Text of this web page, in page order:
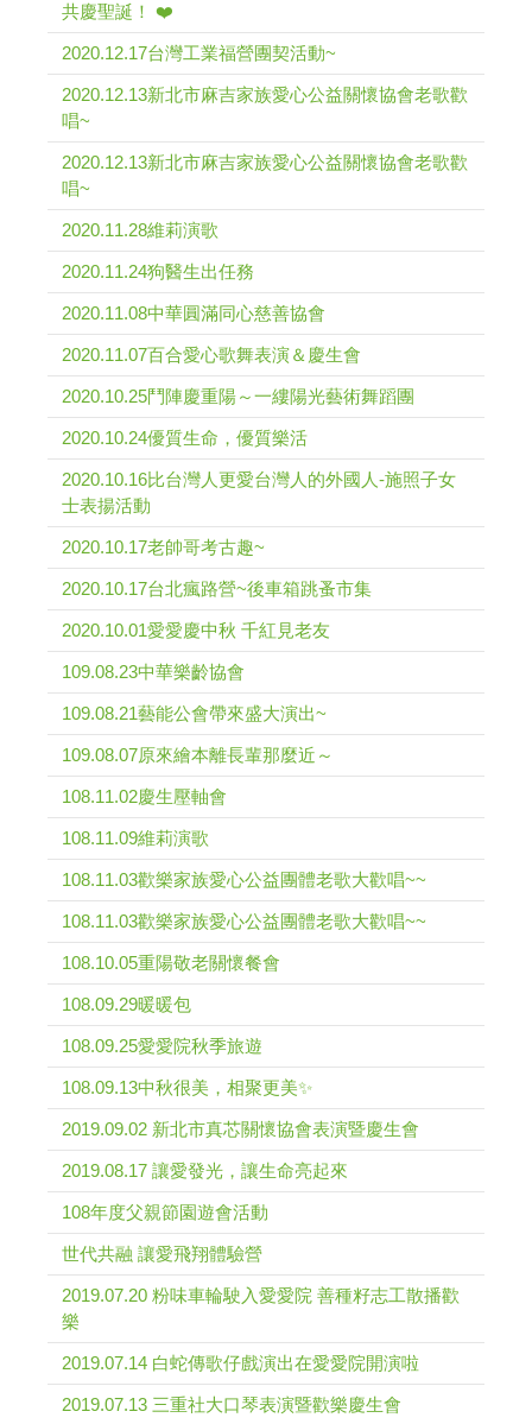
共慶聖誕！ ❤️
2020.12.17台灣工業福營團契活動~
2020.12.13新北市麻吉家族愛心公益關懷協會老歌歡
唱~
2020.12.13新北市麻吉家族愛心公益關懷協會老歌歡
唱~
2020.11.28維莉演歌
2020.11.24狗醫生出任務
2020.11.08中華圓滿同心慈善協會
2020.11.07百合愛心歌舞表演＆慶生會
2020.10.25鬥陣慶重陽～一縷陽光藝術舞蹈團
2020.10.24優質生命，優質樂活
2020.10.16比台灣人更愛台灣人的外國人-施照子女
士表揚活動
2020.10.17老帥哥考古趣~
2020.10.17台北瘋路營~後車箱跳蚤市集
2020.10.01愛愛慶中秋 千紅見老友
109.08.23中華樂齡協會
109.08.21藝能公會帶來盛大演出~
109.08.07原來繪本離長輩那麼近～
108.11.02慶生壓軸會
108.11.09維莉演歌
108.11.03歡樂家族愛心公益團體老歌大歡唱~~
108.11.03歡樂家族愛心公益團體老歌大歡唱~~
108.10.05重陽敬老關懷餐會
108.09.29暖暖包
108.09.25愛愛院秋季旅遊
108.09.13中秋很美，相聚更美✨
2019.09.02 新北市真芯關懷協會表演暨慶生會
2019.08.17 讓愛發光，讓生命亮起來
108年度父親節園遊會活動
世代共融 讓愛飛翔體驗營
2019.07.20 粉味車輪駛入愛愛院 善種籽志工散播歡
樂
2019.07.14 白蛇傳歌仔戲演出在愛愛院開演啦
2019.07.13 三重社大口琴表演暨歡樂慶生會